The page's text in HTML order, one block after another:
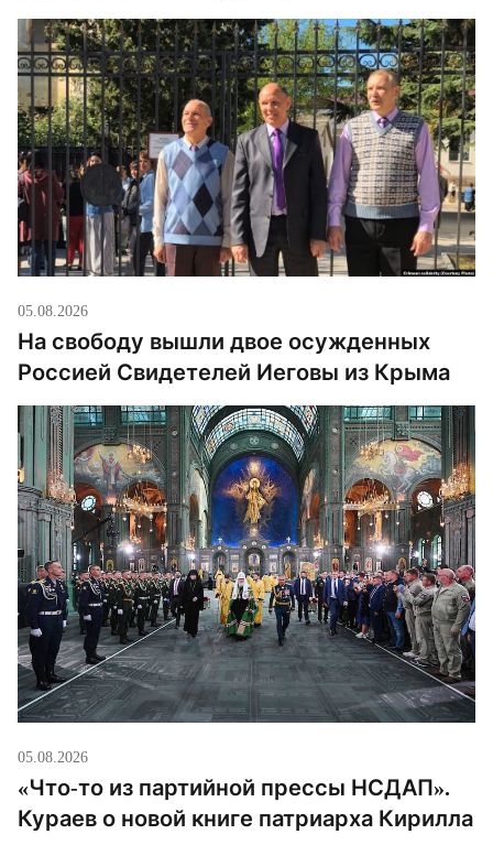
05.08.2026
На свободу вышли двое осужденных
Россией Свидетелей Иеговы из Крыма
05.08.2026
«Что-то из партийной прессы НСДАП».
Кураев о новой книге патриарха Кирилла